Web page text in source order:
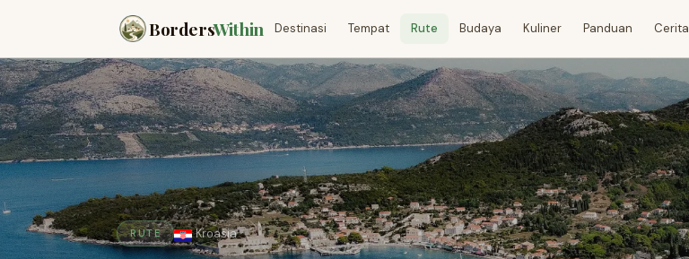
BordersWithin Destinasi Tempat Rute Budaya Kuliner Panduan Cerita
RUTE Kroasia